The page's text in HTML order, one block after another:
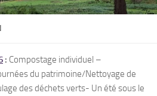
: Compostage individuel –
du patrimoine/Nettoyage de
des déchets verts- Un été sous le